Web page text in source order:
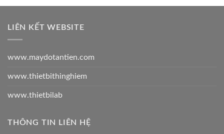
LIÊN KẾT WEBSITE
www.maydotantien.com
www.thietbithinghiem
www.thietbilab
THÔNG TIN LIÊN HỆ